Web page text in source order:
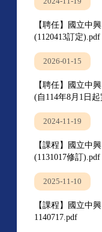
【聘任】國立中
(1120413訂定).pdf
2026-01-15
【聘任】國立中
(自114年8月1日
2024-11-19
【課程】國立中
(1131017修訂).pdf
2025-11-10
【課程】國立中
1140717.pdf